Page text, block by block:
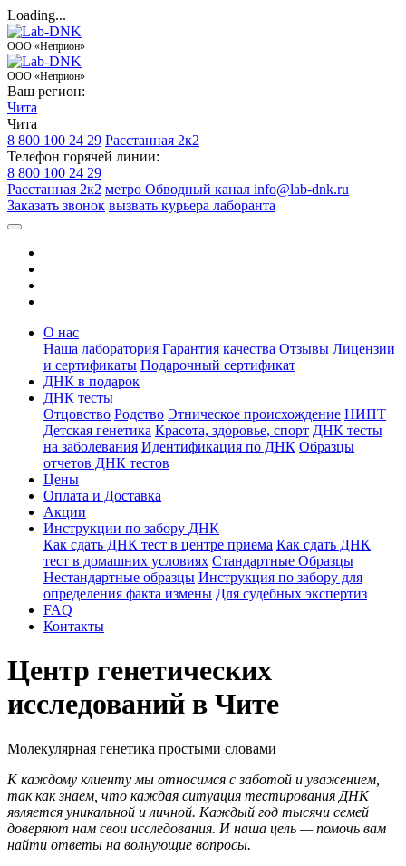
Loading...
ООО «Неприон»
ООО «Неприон»
Ваш регион:
Чита
Чита
8 800 100 24 29 Расстанная 2к2
Телефон горячей линии:
8 800 100 24 29
Расстанная 2к2 метро Обводный канал info@lab-dnk.ru
Заказать звонок вызвать курьера лаборанта
О нас
Наша лаборатория Гарантия качества Отзывы Лицензии
и сертификаты Подарочный сертификат
ДНК в подарок
ДНК тесты
Отцовство Родство Этническое происхождение НИПТ
Детская генетика Красота, здоровье, спорт ДНК тесты
на заболевания Идентификация по ДНК Образцы
отчетов ДНК тестов
Цены
Оплата и Доставка
Акции
Инструкции по забору ДНК
Как сдать ДНК тест в центре приема Как сдать ДНК
тест в домашних условиях Стандартные Образцы
Нестандартные образцы Инструкция по забору для
определения факта измены Для судебных экспертиз
FAQ
Контакты
Центр генетических
исследований в Чите
Молекулярная генетика простыми словами
К каждому клиенту мы относимся с заботой и уважением,
так как знаем, что каждая ситуация тестирования ДНК
является уникальной и личной. Каждый год тысячи семей
доверяют нам свои исследования. И наша цель — помочь вам
найти ответы на волнующие вопросы.